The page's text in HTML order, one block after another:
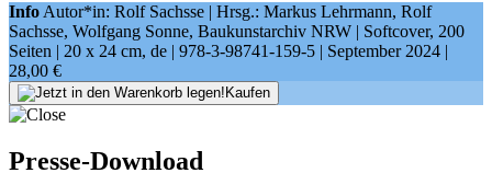
Info Autor*in: Rolf Sachsse | Hrsg.: Markus Lehrmann, Rolf
Sachsse, Wolfgang Sonne, Baukunstarchiv NRW | Softcover, 200
Seiten | 20 x 24 cm, de | 978-3-98741-159-5 | September 2024 |
28,00 €
Kaufen
Presse-Download